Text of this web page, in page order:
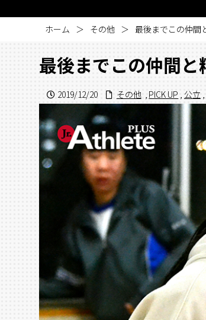
ホーム その他 最後までこの仲間
最後までこの仲間と
2019/12/20 その他 , PICK UP , 公立 ,